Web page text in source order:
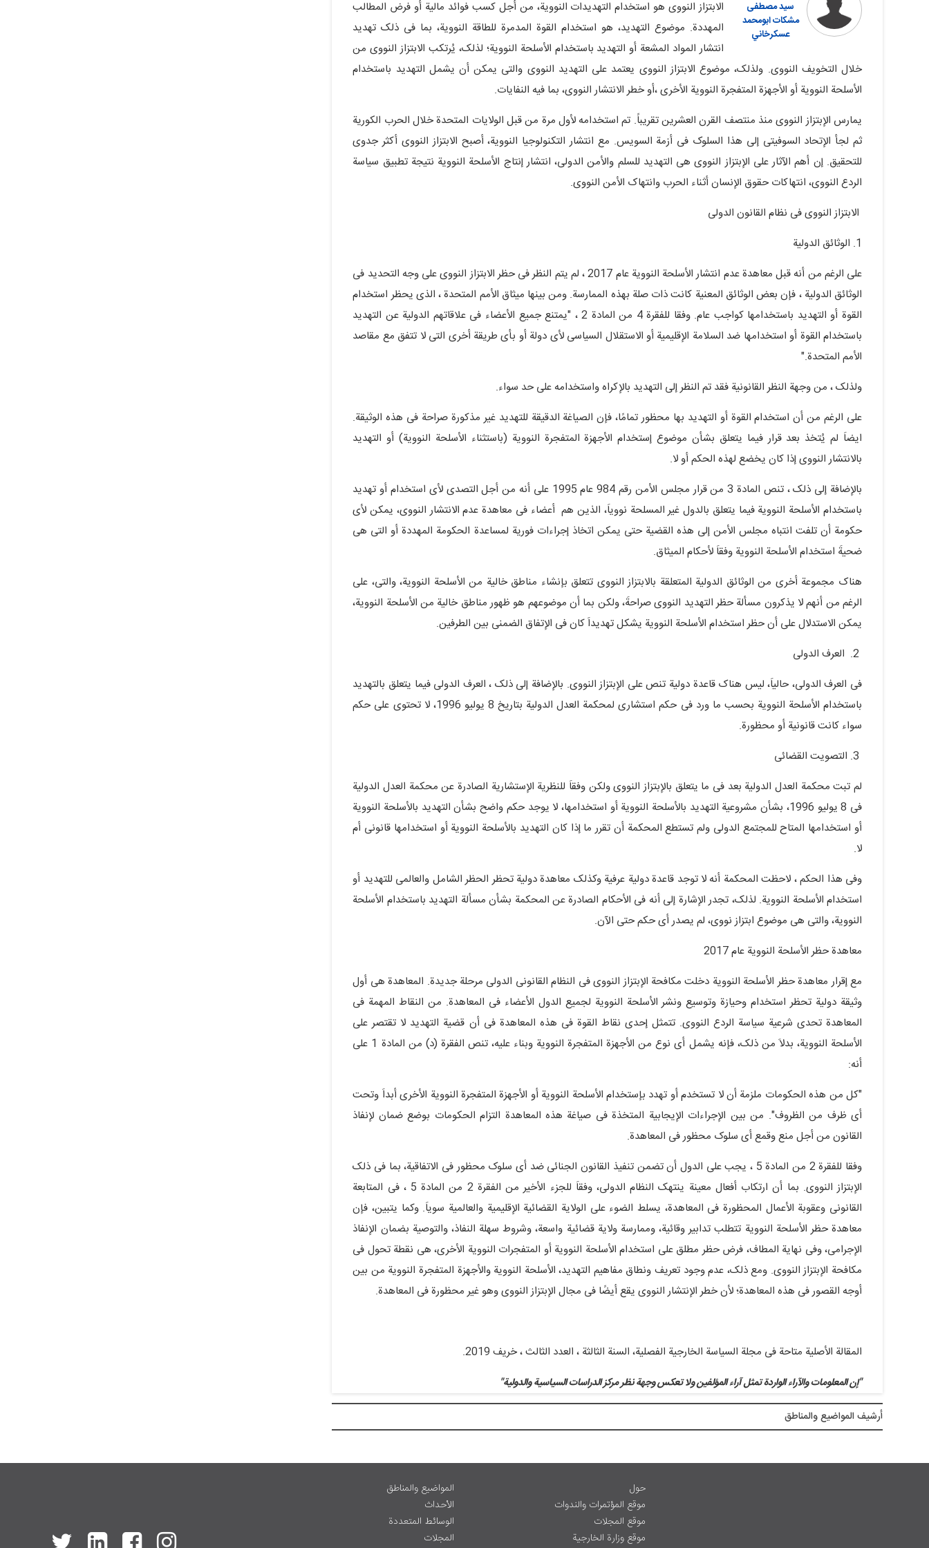
سيد مصطفى
مشكات ابومحمد
عسكرخاني
الابتزاز النووی هو استخدام التهدیدات النوویة، من أجل کسب فوائد مالیة أو فرض المطالب
المهددة. موضوع التهدید، هو استخدام القوة المدمرة للطاقة النوویة، بما فی ذلک تهدید
انتشار المواد المشعة أو التهدید باستخدام الأسلحة النوویة؛ لذلک، یُرتکب الابتزاز النووی من
خلال التخویف النووی. ولذلک، موضوع الابتزاز النووی یعتمد على التهدید النووی والتی یمکن أن یشمل التهدید باستخدام
الأسلحة النوویة أو الأجهزة المتفجرة النوویة الأخرى ،أو خطر الانتشار النووی، بما فیه النفایات.
یمارس الإبتزاز النووی منذ منتصف القرن العشرین تقریباً. تم استخدامه لأول مرة من قبل الولایات المتحدة خلال الحرب الکوریة
ثم لجأ الإتحاد السوفیتی إلى هذا السلوک فی أزمة السویس. مع انتشار التکنولوجیا النوویة، أصبح الابتزاز النووی أکثر جدوى
للتحقیق. إن أهم الآثار على الإبتزاز النووی هی التهدید للسلم والأمن الدولی، انتشار إنتاج الأسلحة النوویة نتیجة تطبیق سیاسة
الردع النووی، انتهاکات حقوق الإنسان أثناء الحرب وانتهاک الأمن النووی.
الابتزاز النووی فی نظام القانون الدولی
1. الوثائق الدولیة
على الرغم من أنه قبل معاهدة عدم انتشار الأسلحة النوویة عام 2017 ، لم یتم النظر فی حظر الابتزاز النووی على وجه التحدید فی
الوثائق الدولیة ، فإن بعض الوثائق المعنیة کانت ذات صلة بهذه الممارسة. ومن بینها میثاق الأمم المتحدة ، الذی یحظر استخدام
القوة أو التهدید باستخدامها کواجب عام. وفقا للفقرة 4 من المادة 2 ، "یمتنع جمیع الأعضاء فی علاقاتهم الدولیة عن التهدید
باستخدام القوة أو استخدامها ضد السلامة الإقلیمیة أو الاستقلال السیاسی لأی دولة أو بأی طریقة أخرى التی لا تتفق مع مقاصد
الأمم المتحدة."
ولذلک ، من وجهة النظر القانونیة فقد تم النظر إلى التهدید بالإکراه واستخدامه على حد سواء.
على الرغم من أن استخدام القوة أو التهدید بها محظور تمامًا، فإن الصیاغة الدقیقة للتهدید غیر مذکورة صراحة فی هذه الوثیقة.
ایضاَ لم یُتخذ بعد قرار فیما یتعلق بشأن موضوع إستخدام الأجهزة المتفجرة النوویة (باستثناء الأسلحة النوویة) أو التهدید
بالانتشار النووی إذا کان یخضع لهذه الحکم أو لا.
بالإضافة إلى ذلک ، تنص المادة 3 من قرار مجلس الأمن رقم 984 عام 1995 على أنه من أجل التصدی لأی استخدام أو تهدید
باستخدام الأسلحة النوویة فیما یتعلق بالدول غیر المسلحة نوویاَ، الذین هم أعضاء فی معاهدة عدم الانتشار النووی، یمکن لأی
حکومة أن تلفت انتباه مجلس الأمن إلى هذه القضیة حتى یمکن اتخاذ إجراءات فوریة لمساعدة الحکومة المهددة أو التی هی
ضحیةَ استخدام الأسلحة النوویة وفقاَ لأحکام المیثاق.
هناک مجموعة أخرى من الوثائق الدولیة المتعلقة بالابتزاز النووی تتعلق بإنشاء مناطق خالیة من الأسلحة النوویة، والتی، على
الرغم من أنهم لا یذکرون مسألة حظر التهدید النووی صراحةَ، ولکن بما أن موضوعهم هو ظهور مناطق خالیة من الأسلحة النوویة،
یمکن الاستدلال على أن حظر استخدام الأسلحة النوویة یشکل تهدیداَ کان فی الإتفاق الضمنی بین الطرفین.
فی العرف الدولی، حالیاَ، لیس هناک قاعدة دولیة تنص على الإبتزاز النووی. بالإضافة إلى ذلک ، العرف الدولی فیما یتعلق بالتهدید
باستخدام الأسلحة النوویة بحسب ما ورد فی حکم استشاری لمحکمة العدل الدولیة بتاریخ 8 یولیو 1996، لا تحتوی على حکم
سواء کانت قانونیة أو محظورة.
لم تبت محکمة العدل الدولیة بعد فی ما یتعلق بالإبتزاز النووی ولکن وفقاَ للنظریة الإستشاریة الصادرة عن محکمة العدل الدولیة
فی 8 یولیو 1996، بشأن مشروعیة التهدید بالأسلحة النوویة أو استخدامها، لا یوجد حکم واضح بشأن التهدید بالأسلحة النوویة
أو استخدامها المتاح للمجتمع الدولی ولم تستطع المحکمة أن تقرر ما إذا کان التهدید بالأسلحة النوویة أو استخدامها قانونی أم
لا.
وفی هذا الحکم ، لاحظت المحکمة أنه لا توجد قاعدة دولیة عرفیة وکذلک معاهدة دولیة تحظر الحظر الشامل والعالمی للتهدید أو
استخدام الأسلحة النوویة. لذلک، تجدر الإشارة إلى أنه فی الأحکام الصادرة عن المحکمة بشأن مسألة التهدید باستخدام الأسلحة
النوویة، والتی هی موضوع ابتزاز نووی، لم یصدر أی حکم حتى الآن.
معاهدة حظر الأسلحة النوویة عام 2017
مع إقرار معاهدة حظر الأسلحة النوویة دخلت مکافحة الإبتزاز النووی فی النظام القانونی الدولی مرحلة جدیدة. المعاهدة هی أول
وثیقة دولیة تحظر استخدام وحیازة وتوسیع ونشر الأسلحة النوویة لجمیع الدول الأعضاء فی المعاهدة. من النقاط المهمة فی
المعاهدة تحدی شرعیة سیاسة الردع النووی. تتمثل إحدى نقاط القوة فی هذه المعاهدة فی أن قضیة التهدید لا تقتصر على
الأسلحة النوویة، بدلاَ من ذلک، فإنه یشمل أی نوع من الأجهزة المتفجرة النوویة وبناء علیه، تنص الفقرة (د) من المادة 1 على
أنه:
"کل من هذه الحکومات ملزمة أن لا تستخدم أو تهدد بإستخدام الأسلحة النوویة أو الأجهزة المتفجرة النوویة الأخرى أبداَ وتحت
أی ظرف من الظروف". من بین الإجراءات الإیجابیة المتخذة فی صیاغة هذه المعاهدة التزام الحکومات بوضع ضمان لإنفاذ
القانون من أجل منع وقمع أی سلوک محظور فی المعاهدة.
وفقا للفقرة 2 من المادة 5 ، یجب على الدول أن تضمن تنفیذ القانون الجنائی ضد أی سلوک محظور فی الاتفاقیة، بما فی ذلک
الإبتزاز النووی. بما أن ارتکاب أفعال معینة ینتهک النظام الدولی، وفقاَ للجزء الأخیر من الفقرة 2 من المادة 5 ، فی المتابعة
القانونی وعقوبة الأعمال المحظورة فی المعاهدة، یسلط الضوء على الولایة القضائیة الإقلیمیة والعالمیة سویاَ. وکما یتبین، فإن
معاهدة حظر الأسلحة النوویة تتطلب تدابیر وقائیة، وممارسة ولایة قضائیة واسعة، وشروط سهلة النفاذ، والتوصیة بضمان الإنفاذ
الإجرامی، وفی نهایة المطاف، فرض حظر مطلق على استخدام الأسلحة النوویة أو المتفجرات النوویة الأخرى، هی نقطة تحول فی
مکافحة الإبتزاز النووی. ومع ذلک، عدم وجود تعریف ونطاق مفاهیم التهدید، الأسلحة النوویة والأجهزة المتفجرة النوویة من بین
أوجه القصور فی هذه المعاهدة؛ لأن خطر الإنتشار النووی یقع أیضًا فی مجال الإبتزاز النووی وهو غیر محظورة فی المعاهدة.
المقالة الأصلیة متاحة فی مجلة السیاسة الخارجیة الفصلیة، السنة الثالثة ، العدد الثالث ، خریف 2019.
"إن المعلومات والآراء الواردة تمثل آراء المؤلفین ولا تعکس وجهة نظر مرکز الدراسات السیاسیة والدولیة"
أرشيف المواضیع والمناطق
حول
موقع المؤتمرات والندوات
موقع المجلات
موقع وزارة الخارجية
المواضيع والمناطق
الأحداث
الوسائط المتعددة
المجلات